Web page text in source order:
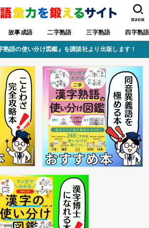
故事成語 二字熟語 三字熟語 四字熟語
SEARCH
熟語の使い分け図鑑』を講談社より出版します！